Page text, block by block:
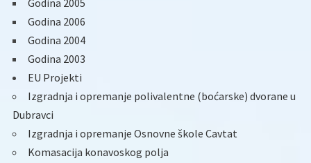
Godina 2005
Godina 2006
Godina 2004
Godina 2003
EU Projekti
Izgradnja i opremanje polivalentne (boćarske) dvorane u
Dubravci
Izgradnja i opremanje Osnovne škole Cavtat
Komasacija konavoskog polja